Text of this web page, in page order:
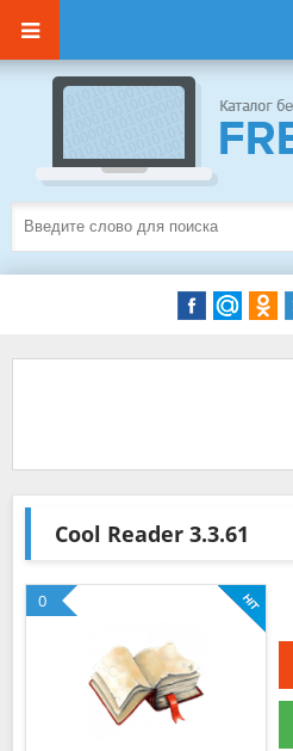
Cool Reader 3.3.61
0